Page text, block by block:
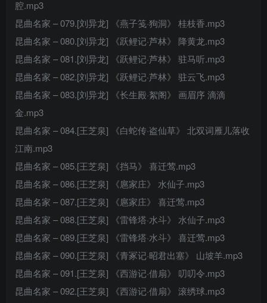
腔.mp3
昆曲名家 – 079.[刘异龙] 《燕子笺·狗洞》 桂枝香.mp3
昆曲名家 – 080.[刘异龙] 《跃鲤记·芦林》 降黄龙.mp3
昆曲名家 – 081.[刘异龙] 《跃鲤记·芦林》 驻马听.mp3
昆曲名家 – 082.[刘异龙] 《跃鲤记·芦林》 驻云飞.mp3
昆曲名家 – 083.[刘异龙] 《长生殿·絮阁》 画眉序 滴滴
金.mp3
昆曲名家 – 084.[王芝泉] 《白蛇传·盗仙草》 北双词雁儿落收
江南.mp3
昆曲名家 – 085.[王芝泉] 《挡马》 喜迁莺.mp3
昆曲名家 – 086.[王芝泉] 《扈家庄》 水仙子.mp3
昆曲名家 – 087.[王芝泉] 《扈家庄》 喜迁莺.mp3
昆曲名家 – 088.[王芝泉] 《雷锋塔·水斗》 水仙子.mp3
昆曲名家 – 089.[王芝泉] 《雷锋塔·水斗》 喜迁莺.mp3
昆曲名家 – 090.[王芝泉] 《青冢记·昭君出塞》 山坡羊.mp3
昆曲名家 – 091.[王芝泉] 《西游记·借扇》 叨叨令.mp3
昆曲名家 – 092.[王芝泉] 《西游记·借扇》 滚绣球.mp3